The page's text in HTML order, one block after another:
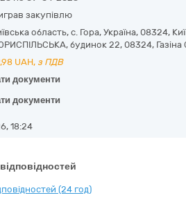
закупівлю
область, с. Гора, Україна, 08324,
будинок 22, 08324,
UAH, з ПДВ
документи
документи
18:24
(24 год)